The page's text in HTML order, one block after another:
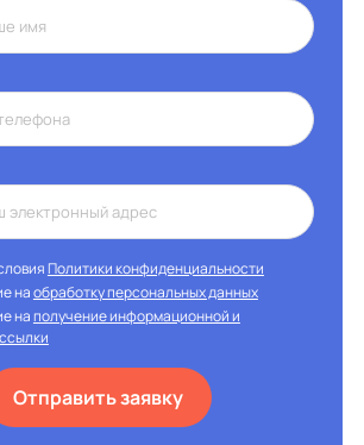
Политики конфиденциальности
наобработку персональных данных
наполучение информационной и
Отправить заявку